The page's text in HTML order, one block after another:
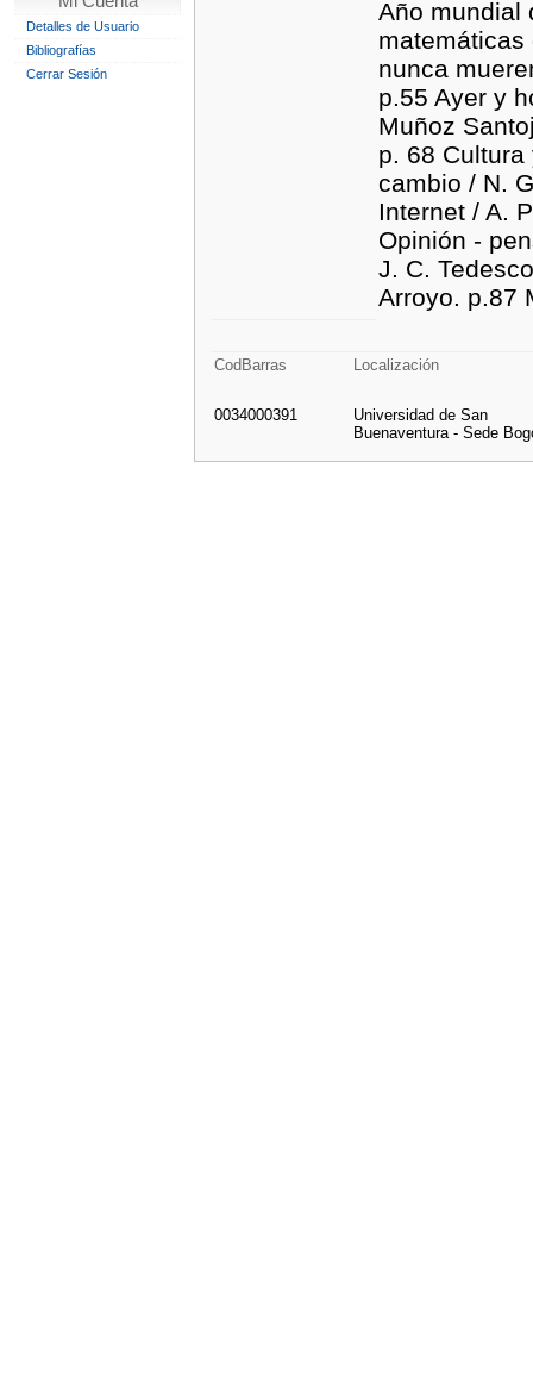
Detalles de Usuario
Bibliografías
Cerrar Sesión
Año mundial
nunca
p.55 Ayer y
Muñoz
p. 68
cambio / N.
Internet / A.
Opinión -
J. C.
Arroyo. p.87
CodBarras Localización
0034000391
Universidad de San
Buenaventura - Sede